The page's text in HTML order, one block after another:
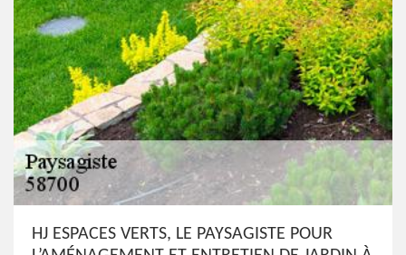
HJ ESPACES VERTS, LE PAYSAGISTE POUR